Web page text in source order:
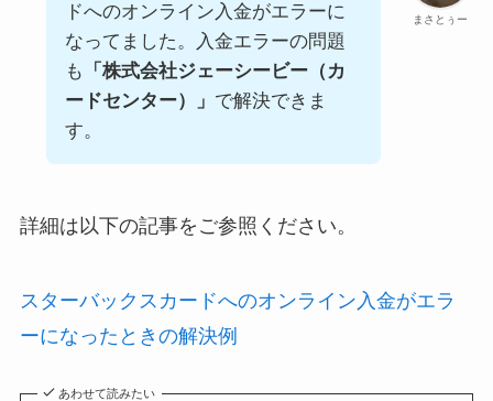
まさとぅー
ドへのオンライン入金がエラーに
なってました。入金エラーの問題
も
「株式会社ジェーシービー（カ
ードセンター）」 で解決できま
す。
詳細は以下の記事をご参照ください。
スターバックスカードへのオンライン入金がエラ
ーになったときの解決例
あわせて読みたい